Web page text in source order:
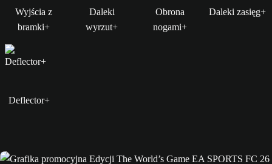
Wyjścia z
bramki+
Daleki
wyrzut+
Obrona
nogami+
Daleki zasięg+
Deflector+